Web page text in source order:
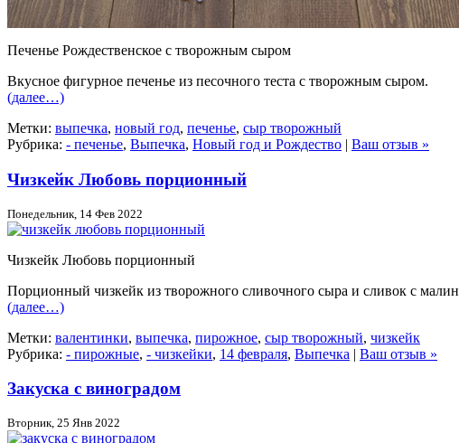
Печенье Рождественское с творожным сыром
Вкусное фигурное печенье из песочного теста с творожным сыром.
(далее…)
Метки: выпечка, новый год, печенье, сыр творожный
Рубрика: - печенье, Выпечка, Новый год и Рождество | Ваш отзыв »
Чизкейк Любовь порционный
Понедельник, 14 Фев 2022
Чизкейк Любовь порционный
Порционный чизкейк из творожного сливочного сыра и сливок с
(далее…)
Метки: валентинки, выпечка, пирожное, сыр творожный, чизкейк
Рубрика: - пирожные, - чизкейки, 14 февраля, Выпечка | Ваш отзыв »
Закуска с виноградом
Вторник, 25 Янв 2022